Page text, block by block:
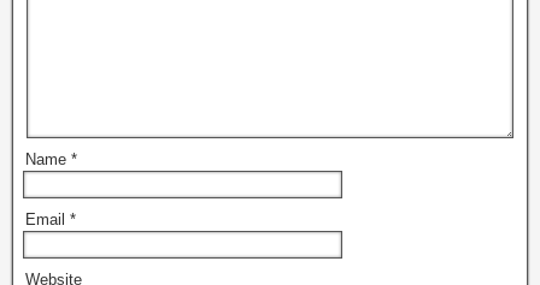
Name *
Email *
Website